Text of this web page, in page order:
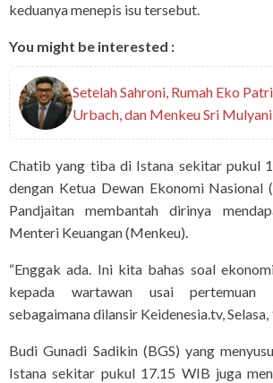
keduanya menepis isu tersebut.
You might be interested :
Setelah Sahroni, Rumah Eko
Urbach, dan Menkeu Sri
Chatib yang tiba di Istana sekitar pukul
dengan Ketua Dewan Ekonomi Nasional
Pandjaitan membantah dirinya
Menteri Keuangan (Menkeu).
“Enggak ada. Ini kita bahas soal
kepada wartawan usai pertemuan
sebagaimana dilansir Keidenesia.tv, Selasa,
Budi Gunadi Sadikin (BGS) yang
Istana sekitar pukul 17.15 WIB juga